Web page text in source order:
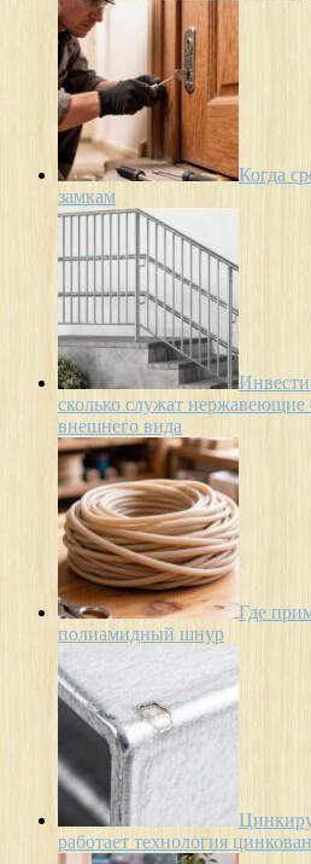
Когда
замкам
сколько служат нержавеющие
внешнего вида
Где
полиамидный шнур
работает технология